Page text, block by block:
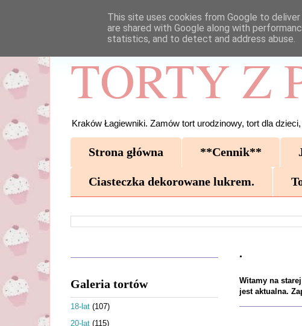
TORTY Z
Kraków Łagiewniki. Zamów tort urodzinowy, tort dla
Strona główna **Cennik**
Ciasteczka dekorowane lukrem.
.
Witamy na
jest aktualna.
Galeria tortów
18-lat (107)
20-lat (115)
This site uses cookies from Google to
are shared with Google along with
statistics, and to detect and address abuse.